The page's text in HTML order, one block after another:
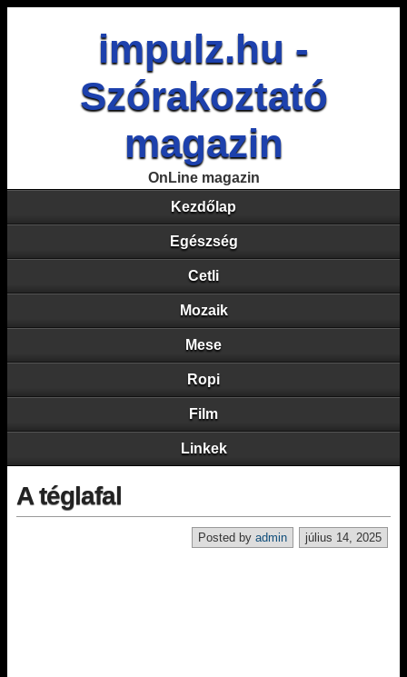
impulz.hu -
Szórakoztató
magazin
OnLine magazin
Kezdőlap
Egészség
Cetli
Mozaik
Mese
Ropi
Film
Linkek
A téglafal
július 14, 2025
Posted by admin